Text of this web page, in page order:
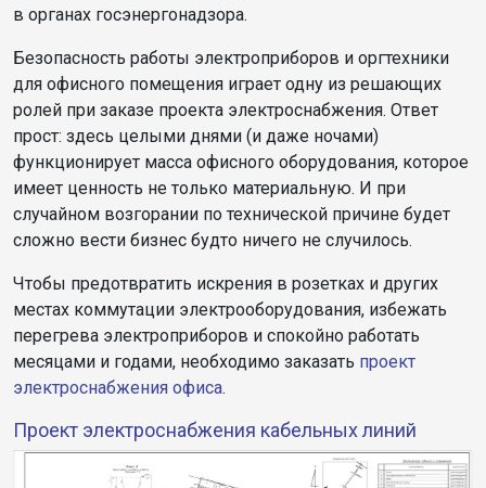
в органах госэнергонадзора.
Безопасность работы электроприборов и оргтехники
для офисного помещения играет одну из решающих
ролей при заказе проекта электроснабжения. Ответ
прост: здесь целыми днями (и даже ночами)
функционирует масса офисного оборудования, которое
имеет ценность не только материальную. И при
случайном возгорании по технической причине будет
сложно вести бизнес будто ничего не случилось.
Чтобы предотвратить искрения в розетках и других
местах коммутации электрооборудования, избежать
перегрева электроприборов и спокойно работать
месяцами и годами, необходимо заказать проект
электроснабжения офиса.
Проект электроснабжения кабельных линий